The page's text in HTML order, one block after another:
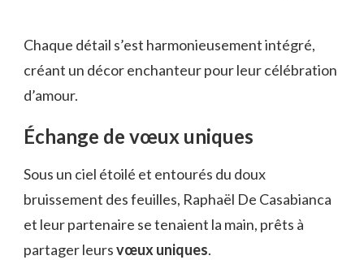
Chaque détail s’est harmonieusement intégré,
créant un décor enchanteur pour leur célébration
d’amour.
Échange de vœux uniques
Sous un ciel étoilé et entourés du doux
bruissement des feuilles, Raphaël De Casabianca
et leur partenaire se tenaient la main, prêts à
partager leursvœux uniques.